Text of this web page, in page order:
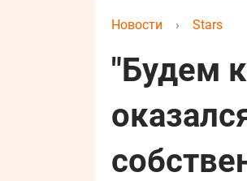
Новости › Stars
"Будем